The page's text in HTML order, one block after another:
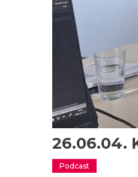
26.06.04.
Podcast